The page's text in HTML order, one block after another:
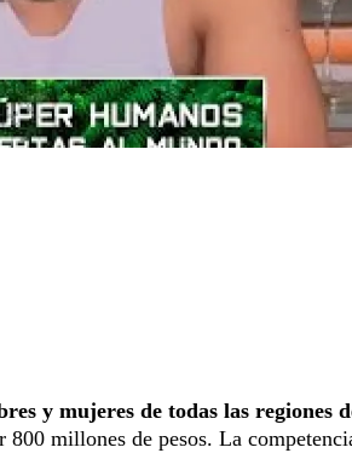
y mujeres de todas las regiones
millones de pesos. La